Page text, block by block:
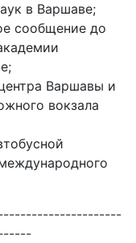
в Варшаве;
сообщение до
Варшавы и
вокзала